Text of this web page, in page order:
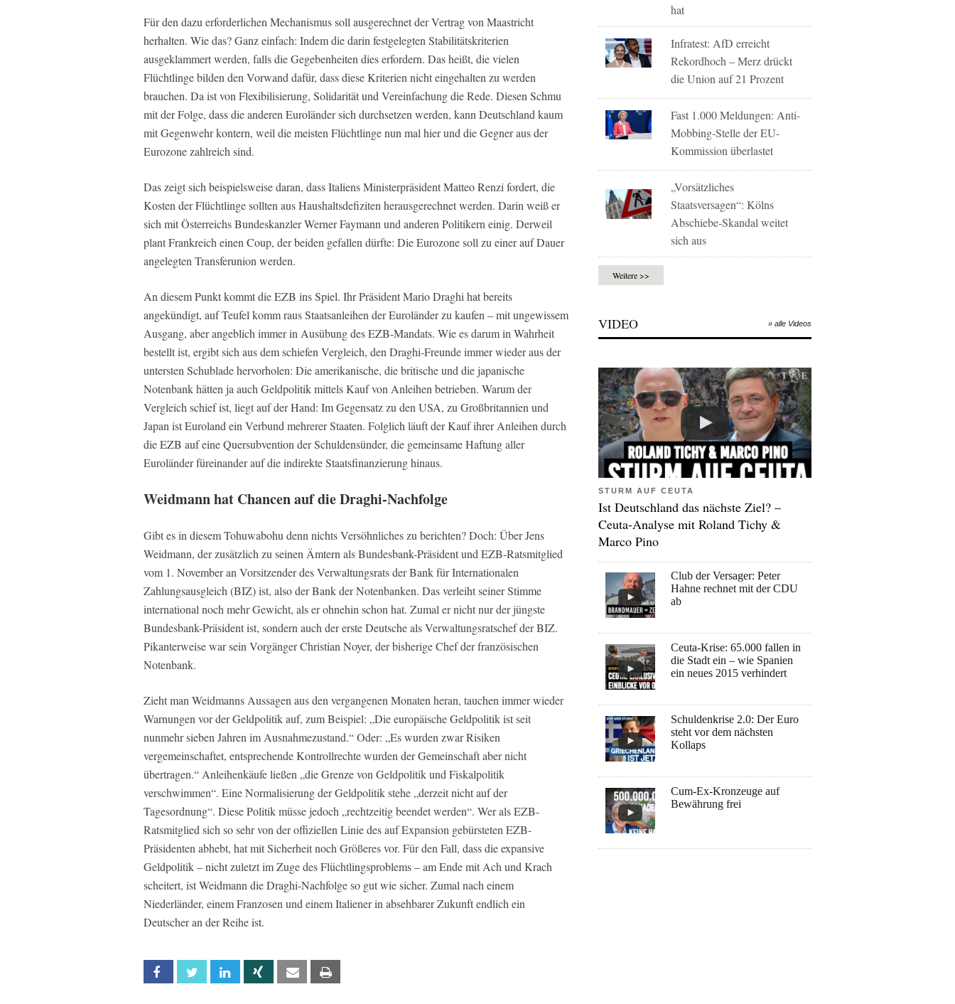
Für den dazu erforderlichen Mechanismus soll ausgerechnet der Vertrag von Maastricht
herhalten. Wie das? Ganz einfach: Indem die darin festgelegten Stabilitätskriterien
ausgeklammert werden, falls die Gegebenheiten dies erfordern. Das heißt, die vielen
Flüchtlinge bilden den Vorwand dafür, dass diese Kriterien nicht eingehalten zu werden
brauchen. Da ist von Flexibilisierung, Solidarität und Vereinfachung die Rede. Diesen Schmu
mit der Folge, dass die anderen Euroländer sich durchsetzen werden, kann Deutschland kaum
mit Gegenwehr kontern, weil die meisten Flüchtlinge nun mal hier und die Gegner aus der
Eurozone zahlreich sind.
Das zeigt sich beispielsweise daran, dass Italiens Ministerpräsident Matteo Renzi fordert, die
Kosten der Flüchtlinge sollten aus Haushaltsdefiziten herausgerechnet werden. Darin weiß er
sich mit Österreichs Bundeskanzler Werner Faymann und anderen Politikern einig. Derweil
plant Frankreich einen Coup, der beiden gefallen dürfte: Die Eurozone soll zu einer auf Dauer
angelegten Transferunion werden.
An diesem Punkt kommt die EZB ins Spiel. Ihr Präsident Mario Draghi hat bereits
angekündigt, auf Teufel komm raus Staatsanleihen der Euroländer zu kaufen – mit ungewissem
Ausgang, aber angeblich immer in Ausübung des EZB-Mandats. Wie es darum in Wahrheit
bestellt ist, ergibt sich aus dem schiefen Vergleich, den Draghi-Freunde immer wieder aus der
untersten Schublade hervorholen: Die amerikanische, die britische und die japanische
Notenbank hätten ja auch Geldpolitik mittels Kauf von Anleihen betrieben. Warum der
Vergleich schief ist, liegt auf der Hand: Im Gegensatz zu den USA, zu Großbritannien und
Japan ist Euroland ein Verbund mehrerer Staaten. Folglich läuft der Kauf ihrer Anleihen durch
die EZB auf eine Quersubvention der Schuldensünder, die gemeinsame Haftung aller
Euroländer füreinander auf die indirekte Staatsfinanzierung hinaus.
Weidmann hat Chancen auf die Draghi-Nachfolge
Gibt es in diesem Tohuwabohu denn nichts Versöhnliches zu berichten? Doch: Über Jens
Weidmann, der zusätzlich zu seinen Ämtern als Bundesbank-Präsident und EZB-Ratsmitglied
vom 1. November an Vorsitzender des Verwaltungsrats der Bank für Internationalen
Zahlungsausgleich (BIZ) ist, also der Bank der Notenbanken. Das verleiht seiner Stimme
international noch mehr Gewicht, als er ohnehin schon hat. Zumal er nicht nur der jüngste
Bundesbank-Präsident ist, sondern auch der erste Deutsche als Verwaltungsratschef der BIZ.
Pikanterweise war sein Vorgänger Christian Noyer, der bisherige Chef der französischen
Notenbank.
Zieht man Weidmanns Aussagen aus den vergangenen Monaten heran, tauchen immer wieder
Warnungen vor der Geldpolitik auf, zum Beispiel: „Die europäische Geldpolitik ist seit
nunmehr sieben Jahren im Ausnahmezustand.“ Oder: „Es wurden zwar Risiken
vergemeinschaftet, entsprechende Kontrollrechte wurden der Gemeinschaft aber nicht
übertragen.“ Anleihenkäufe ließen „die Grenze von Geldpolitik und Fiskalpolitik
verschwimmen“. Eine Normalisierung der Geldpolitik stehe „derzeit nicht auf der
Tagesordnung“. Diese Politik müsse jedoch „rechtzeitig beendet werden“. Wer als EZB-
Ratsmitglied sich so sehr von der offiziellen Linie des auf Expansion gebürsteten EZB-
Präsidenten abhebt, hat mit Sicherheit noch Größeres vor. Für den Fall, dass die expansive
Geldpolitik – nicht zuletzt im Zuge des Flüchtlingsproblems – am Ende mit Ach und Krach
scheitert, ist Weidmann die Draghi-Nachfolge so gut wie sicher. Zumal nach einem
Niederländer, einem Franzosen und einem Italiener in absehbarer Zukunft endlich ein
Deutscher an der Reihe ist.
Facebook Twitter Linkedin Xing Email
hat
Infratest: AfD erreicht
Rekordhoch – Merz drückt
die Union auf 21 Prozent
Fast 1.000 Meldungen: Anti-
Mobbing-Stelle der EU-
Kommission überlastet
„Vorsätzliches
Staatsversagen“: Kölns
Abschiebe-Skandal weitet
sich aus
Weitere >>
VIDEO » alle Videos
STURM AUF CEUTA
Ist Deutschland das nächste Ziel? –
Ceuta-Analyse mit Roland Tichy &
Marco Pino
Club der Versager: Peter
Hahne rechnet mit der CDU
ab
Ceuta-Krise: 65.000 fallen in
die Stadt ein – wie Spanien
ein neues 2015 verhindert
Schuldenkrise 2.0: Der Euro
steht vor dem nächsten
Kollaps
Cum-Ex-Kronzeuge auf
Bewährung frei